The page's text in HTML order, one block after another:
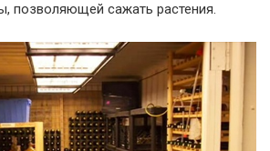
позволяющей сажать растения.